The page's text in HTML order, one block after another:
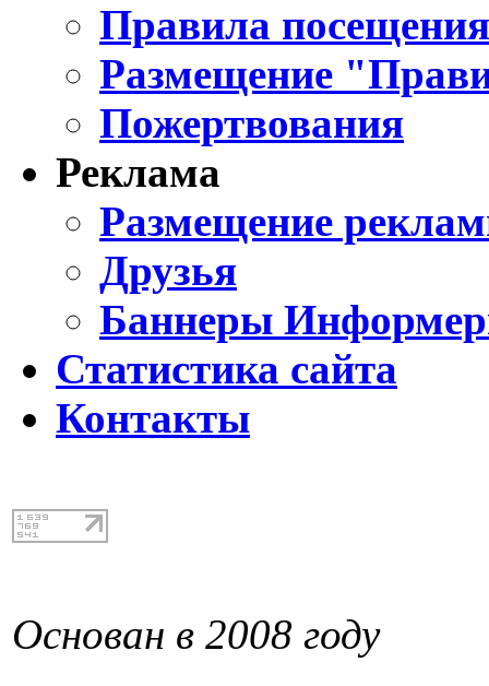
Правила
Размещение
Пожертвования
Реклама
Размещение
Друзья
Баннеры
Статистика сайта
Контакты
Основан в 2008 году